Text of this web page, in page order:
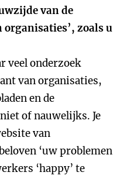
van de
zoals u
veel onderzoek
van organisaties,
en de
of nauwelijks. Je
van
‘uw problemen
‘happy’ te